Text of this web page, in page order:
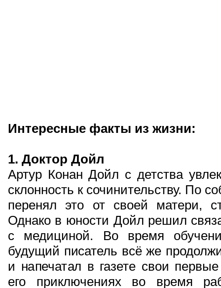
Интересные факты из жизни:
1. Доктор Дойл
Артур Конан Дойл с детства
склонность к сочинительству. По
перенял это от своей матери,
Однако в юности Дойл решил
с медициной. Во время
будущий писатель всё же
и напечатал в газете свои
его приключениях во время